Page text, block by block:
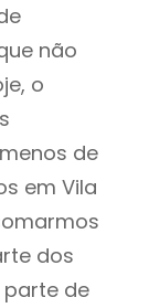
não
o
de
em Vila
dos
de